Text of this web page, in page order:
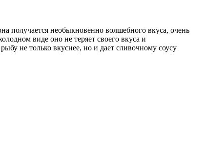
получается необыкновенно волшебного вкуса, очень
виде оно не теряет своего вкуса и
не только вкуснее, но и дает сливочному соусу